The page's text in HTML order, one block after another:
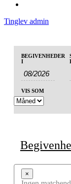
Tinglev admin
Search
and
Views
Navigation
Søg
BEGIVENHEDER
I
Begivenhed
Views
Navigation
VIS SOM
×